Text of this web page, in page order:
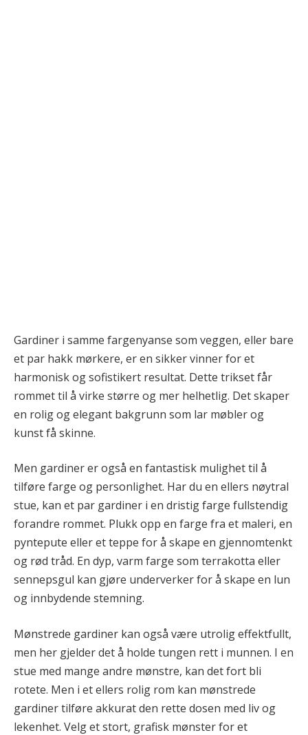
Gardiner i samme fargenyanse som veggen, eller bare
et par hakk mørkere, er en sikker vinner for et
harmonisk og sofistikert resultat. Dette trikset får
rommet til å virke større og mer helhetlig. Det skaper
en rolig og elegant bakgrunn som lar møbler og
kunst få skinne.
Men gardiner er også en fantastisk mulighet til å
tilføre farge og personlighet. Har du en ellers nøytral
stue, kan et par gardiner i en dristig farge fullstendig
forandre rommet. Plukk opp en farge fra et maleri, en
pyntepute eller et teppe for å skape en gjennomtenkt
og rød tråd. En dyp, varm farge som terrakotta eller
sennepsgul kan gjøre underverker for å skape en lun
og innbydende stemning.
Mønstrede gardiner kan også være utrolig effektfullt,
men her gjelder det å holde tungen rett i munnen. I en
stue med mange andre mønstre, kan det fort bli
rotete. Men i et ellers rolig rom kan mønstrede
gardiner tilføre akkurat den rette dosen med liv og
lekenhet. Velg et stort, grafisk mønster for et